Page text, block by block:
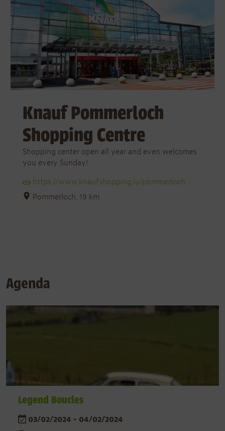
Knauf Pommerloch
Shopping Centre
Shopping center open all year and even welcomes
you every Sunday!
https://www.knaufshopping.lu/pommerloch
Pommerloch, 19 km
Agenda
Legend Boucles
03/02/2024 - 04/02/2024